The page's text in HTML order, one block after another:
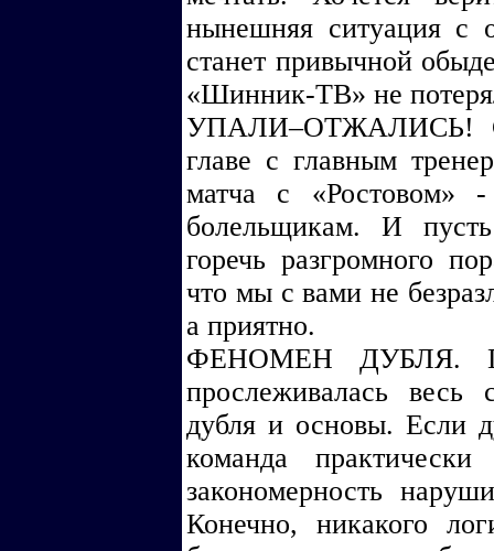
нынешняя ситуация с
станет привычной
«Шинник-ТВ» не
УПАЛИ–ОТЖАЛИСЬ!
главе с главным
матча с «Ростовом»
болельщикам. И
горечь разгромного
что мы с вами не
а приятно.
ФЕНОМЕН ДУБЛЯ.
прослеживалась весь
дубля и основы. Если
команда
закономерность
Конечно, никакого